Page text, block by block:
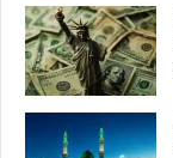
н
а
б
и
р